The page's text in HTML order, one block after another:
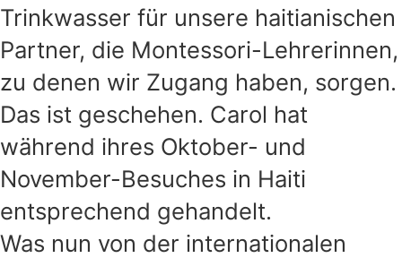
Trinkwasser für unsere haitianischen
Partner, die Montessori-Lehrerinnen,
zu denen wir Zugang haben, sorgen.
Das ist geschehen. Carol hat
während ihres Oktober- und
November-Besuches in Haiti
entsprechend gehandelt.
Was nun von der internationalen